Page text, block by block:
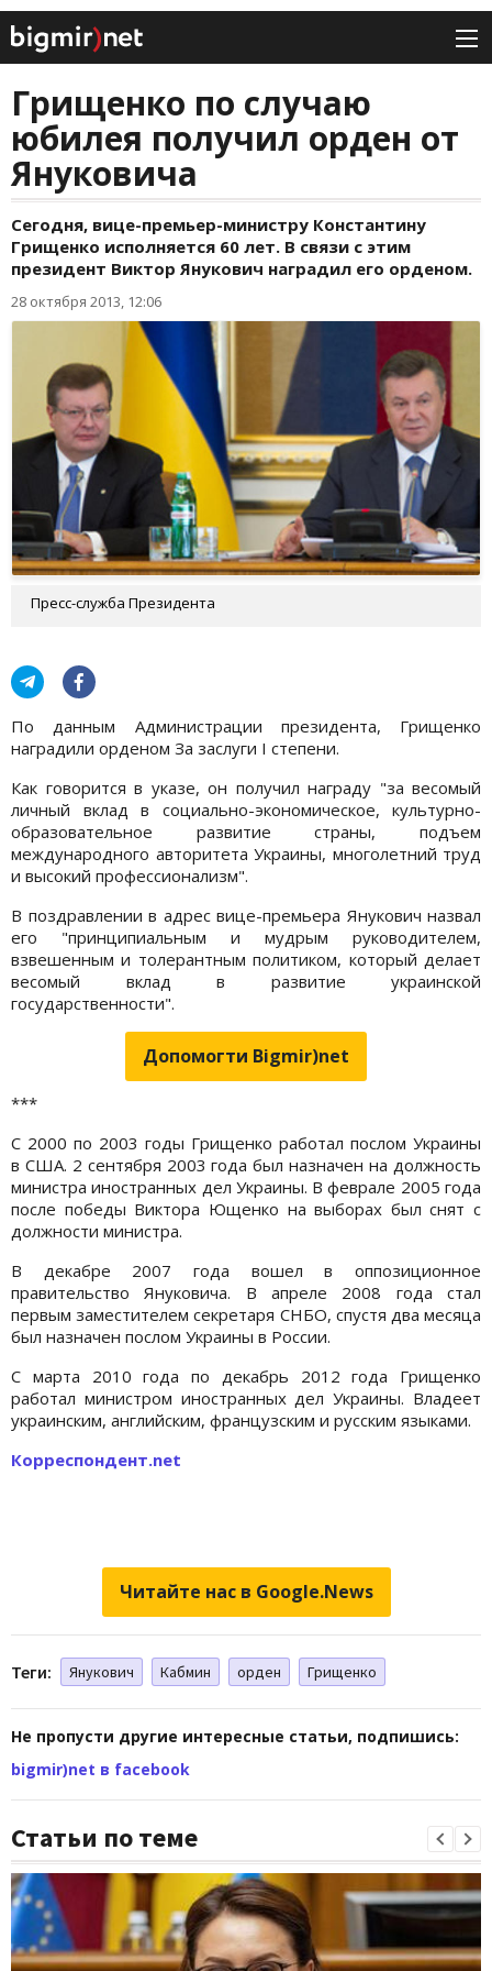
Грищенко по случаю
юбилея получил орден от
Януковича
Сегодня, вице-премьер-министру Константину
Грищенко исполняется 60 лет. В связи с этим
президент Виктор Янукович наградил его орденом.
28 октября 2013, 12:06
Пресс-служба Президента
По данным Администрации президента, Грищенко
наградили орденом За заслуги I степени.
Как говорится в указе, он получил награду "за весомый
личный вклад в социально-экономическое, культурно-
образовательное развитие страны, подъем
международного авторитета Украины, многолетний труд
и высокий профессионализм".
В поздравлении в адрес вице-премьера Янукович назвал
его "принципиальным и мудрым руководителем,
взвешенным и толерантным политиком, который делает
весомый вклад в развитие украинской
государственности".
Допомогти Bigmir)net
***
С 2000 по 2003 годы Грищенко работал послом Украины
в США. 2 сентября 2003 года был назначен на должность
министра иностранных дел Украины. В феврале 2005 года
после победы Виктора Ющенко на выборах был снят с
должности министра.
В декабре 2007 года вошел в оппозиционное
правительство Януковича. В апреле 2008 года стал
первым заместителем секретаря СНБО, спустя два месяца
был назначен послом Украины в России.
С марта 2010 года по декабрь 2012 года Грищенко
работал министром иностранных дел Украины. Владеет
украинским, английским, французским и русским языками.
Корреспондент.net
Читайте нас в Google.News
Теги: Янукович Кабмин орден Грищенко
Не пропусти другие интересные статьи, подпишись:
bigmir)net в facebook
Статьи по теме